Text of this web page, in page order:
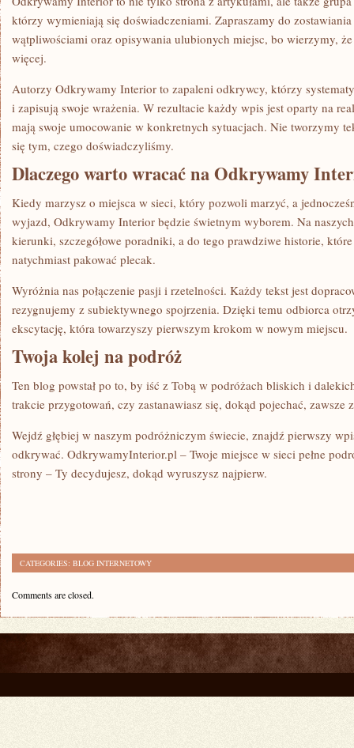
którzy wymieniają się doświadczeniami. Zapraszamy do
wątpliwościami oraz opisywania ulubionych miejsc, bo wierzymy,
więcej.
Autorzy Odkrywamy Interior to zapaleni odkrywcy, którzy
i zapisują swoje wrażenia. W rezultacie każdy wpis jest oparty na
mają swoje umocowanie w konkretnych sytuacjach. Nie tworzymy
się tym, czego doświadczyliśmy.
Dlaczego warto wracać na Odkrywamy
Kiedy marzysz o miejsca w sieci, który pozwoli marzyć, a
wyjazd, Odkrywamy Interior będzie świetnym wyborem. Na
kierunki, szczegółowe poradniki, a do tego prawdziwe historie,
natychmiast pakować plecak.
Wyróżnia nas połączenie pasji i rzetelności. Każdy tekst jest
rezygnujemy z subiektywnego spojrzenia. Dzięki temu odbiorca
ekscytację, która towarzyszy pierwszym krokom w nowym miejscu.
Twoja kolej na podróż
Ten blog powstał po to, by iść z Tobą w podróżach bliskich i
trakcie przygotowań, czy zastanawiasz się, dokąd pojechać, zawsze
Wejdź głębiej w naszym podróżniczym świecie, znajdź pierwszy
odkrywać. OdkrywamyInterior.pl – Twoje miejsce w sieci pełne
strony – Ty decydujesz, dokąd wyruszysz najpierw.
CATEGORIES: BLOG INTERNETOWY
Comments are closed.